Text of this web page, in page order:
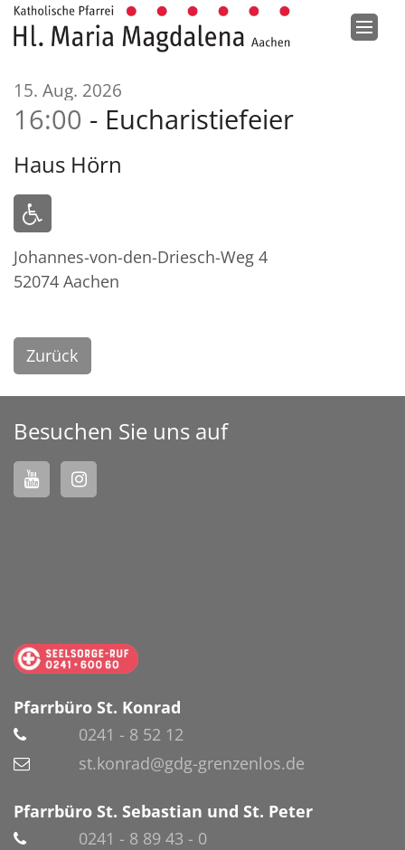
Zum Inhalt springen
15. Aug. 2026
16:00 Eucharistiefeier
Haus Hörn
Johannes-von-den-Driesch-Weg 4
52074 Aachen
Zurück
Besuchen Sie uns auf
Pfarrbüro St. Konrad
0241 - 8 52 12
st.konrad@gdg-grenzenlos.de
Pfarrbüro St. Sebastian und St. Peter
0241 - 8 89 43 - 0